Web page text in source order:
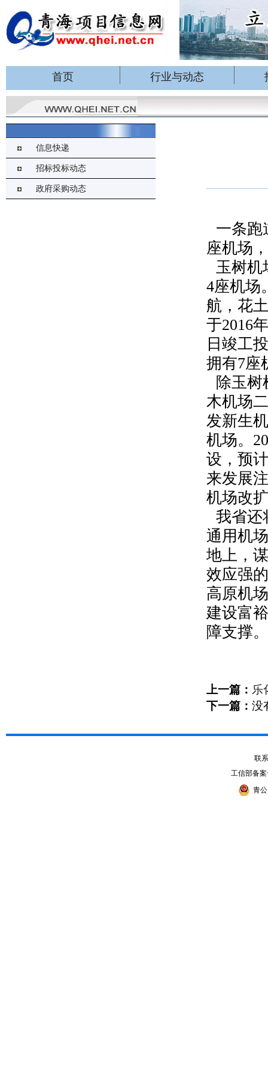
首页 行业与动态
信息快递
招标投标动态
政府采购动态
一条跑
座机场
玉树机
4座机场
航，花
于2016年
日竣工
拥有7座
除玉树
木机场
发新生
机场。
设，预计
来发展
机场改
我省还
通用机
地上，
效应强
高原机
建设富
障支撑。
上一篇： 乐
下一篇： 没
联
工信部备
青公